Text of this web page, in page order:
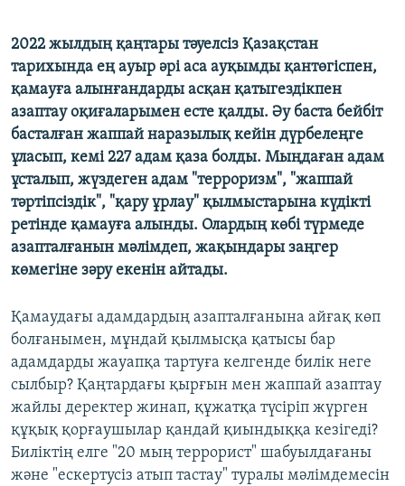
2022 жылдың қаңтары тәуелсіз Қазақстан
тарихында ең ауыр әрі аса ауқымды қантөгіспен,
қамауға алынғандарды асқан қатыгездікпен
азаптау оқиғаларымен есте қалды. Әу баста бейбіт
басталған жаппай наразылық кейін дүрбелеңге
ұласып, кемі 227 адам қаза болды. Мыңдаған адам
ұсталып, жүздеген адам "терроризм", "жаппай
тәртіпсіздік", "қару ұрлау" қылмыстарына күдікті
ретінде қамауға алынды. Олардың көбі түрмеде
азапталғанын мәлімдеп, жақындары заңгер
көмегіне зәру екенін айтады.
Қамаудағы адамдардың азапталғанына айғақ көп
болғанымен, мұндай қылмысқа қатысы бар
адамдарды жауапқа тартуға келгенде билік неге
сылбыр? Қаңтардағы қырғын мен жаппай азаптау
жайлы деректер жинап, құжатқа түсіріп жүрген
құқық қорғаушылар қандай қиындыққа кезігеді?
Биліктің елге "20 мың террорист" шабуылдағаны
және "ескертусіз атып тастау" туралы мәлімдемесін